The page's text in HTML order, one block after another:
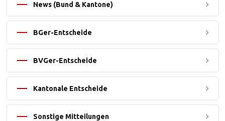
News (Bund & Kantone)
BGer-Entscheide
BVGer-Entscheide
Kantonale Entscheide
Sonstige Mitteilungen